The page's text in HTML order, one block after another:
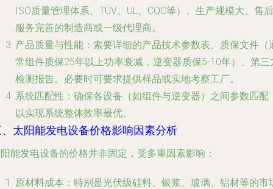
ISO质量管理体系、TÜV、UL、CQC等）、生产规模大、售后
服务完善的制造商或一级代理商。
产品质量与性能 ：索要详细的产品技术参数表、质保文件（
常组件质保25年以上功率衰减，逆变器质保5-10年）、第三
检测报告。必要时可要求提供样品或实地考察工厂。
系统匹配性 ：确保各设备（如组件与逆变器）之间参数匹配
以实现系统整体效率最优。
太阳能发电设备价格影响因素分析
能发电设备的价格并非固定，受多重因素影响：
原材料成本 ：特别是光伏级硅料、银浆、玻璃、铝材等的市